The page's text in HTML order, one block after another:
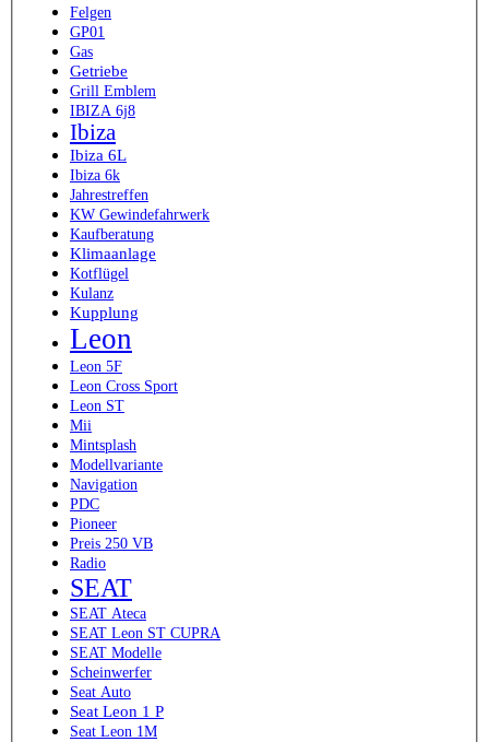
Felgen
GP01
Gas
Getriebe
Grill Emblem
IBIZA 6j8
Ibiza
Ibiza 6L
Ibiza 6k
Jahrestreffen
KW Gewindefahrwerk
Kaufberatung
Klimaanlage
Kotflügel
Kulanz
Kupplung
Leon
Leon 5F
Leon Cross Sport
Leon ST
Mii
Mintsplash
Modellvariante
Navigation
PDC
Pioneer
Preis 250 VB
Radio
SEAT
SEAT Ateca
SEAT Leon ST CUPRA
SEAT Modelle
Scheinwerfer
Seat Auto
Seat Leon 1 P
Seat Leon 1M